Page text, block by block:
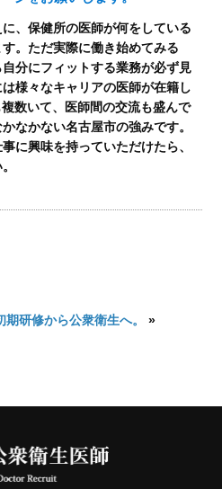
、保健所の医師が何をしている
。ただ実際に働き始めてみる
分にフィットする業務が必ず見
様々なキャリアの医師が在籍し
数いて、医師間の交流も盛んで
なかない名古屋市の強みです。
に興味を持っていただけたら、
研修から公衆衛生へ。
»